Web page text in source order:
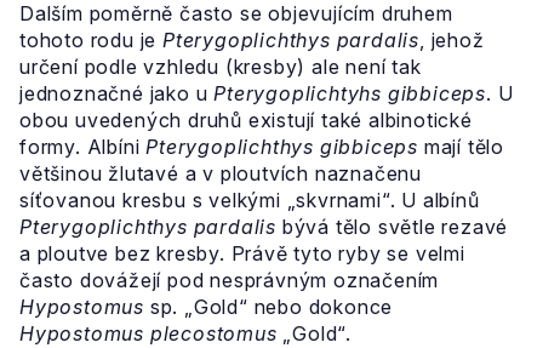
Dalším poměrně často se objevujícím druhem
tohoto rodu jePterygoplichthys pardalis, jehož
určení podle vzhledu (kresby) ale není tak
jednoznačné jako uPterygoplichtyhs gibbiceps. U
obou uvedených druhů existují také albinotické
formy. AlbíniPterygoplichthys gibbiceps mají tělo
většinou žlutavé a v ploutvích naznačenu
síťovanou kresbu s velkými „skvrnami“. U albínů
Pterygoplichthys pardalis bývá tělo světle rezavé
a ploutve bez kresby. Právě tyto ryby se velmi
často dovážejí pod nesprávným označením
Hypostomus sp. „Gold“ nebo dokonce
Hypostomus plecostomus „Gold“.